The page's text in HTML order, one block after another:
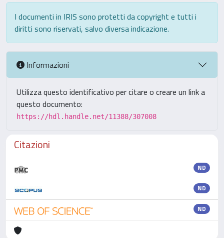
I documenti in IRIS sono protetti da copyright e tutti i
diritti sono riservati, salvo diversa indicazione.
Informazioni
Utilizza questo identificativo per citare o creare un link a
questo documento:
https://hdl.handle.net/11388/307008
Citazioni
ND
ND
ND